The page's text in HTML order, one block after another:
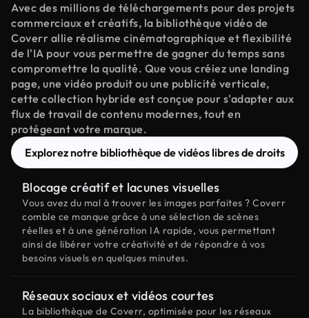
Avec des millions de téléchargements pour des projets
commerciaux et créatifs, la bibliothèque vidéo de
Coverr allie réalisme cinématographique et flexibilité
de l'IA pour vous permettre de gagner du temps sans
compromettre la qualité. Que vous créiez une landing
page, une vidéo produit ou une publicité verticale,
cette collection hybride est conçue pour s'adapter aux
flux de travail de contenu modernes, tout en
protégeant votre marque.
Explorez notre bibliothèque de vidéos libres de droits
Blocage créatif et lacunes visuelles
Vous avez du mal à trouver les images parfaites ? Coverr
comble ce manque grâce à une sélection de scènes
réelles et à une génération IA rapide, vous permettant
ainsi de libérer votre créativité et de répondre à vos
besoins visuels en quelques minutes.
Réseaux sociaux et vidéos courtes
La bibliothèque de Coverr, optimisée pour les réseaux